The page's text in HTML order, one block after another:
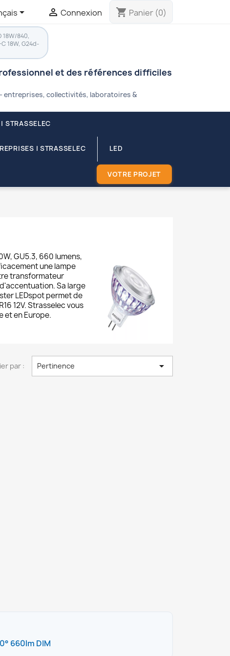
  Connexion shopping_cart Panier (0)
18W/840,
C 18W, G24d-
et des références difficiles
entreprises, collectivités, laboratoires &
STRASSELEC
| STRASSELEC LED
VOTRE PROJET
GU5.3, 660 lumens,
une lampe
transformateur
Sa large
LEDspot permet de
12V. Strasselec vous
et en Europe.
par : Pertinence 
660lm DIM